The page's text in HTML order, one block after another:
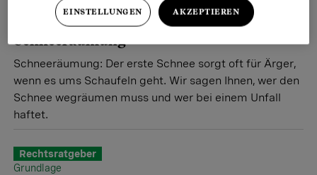
Rechtsratgeber
Grundlage
Schneeräumung
Schneeräumung: Der erste Schnee sorgt oft für Ärger,
wenn es ums Schaufeln geht. Wir sagen Ihnen, wer den
Schnee wegräumen muss und wer bei einem Unfall
haftet.
Rechtsratgeber
Grundlage
EINSTELLUNGEN AKZEPTIEREN